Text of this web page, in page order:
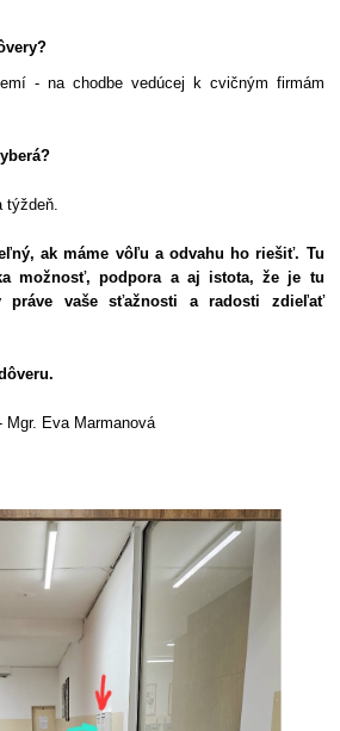
- na chodbe vedúcej k cvičným firmám
týždeň.
ak máme vôľu a odvahu ho riešiť. Tu
možnosť, podpora a aj istota, že je tu
práve vaše sťažnosti a radosti zdieľať
Mgr. Eva Marmanová